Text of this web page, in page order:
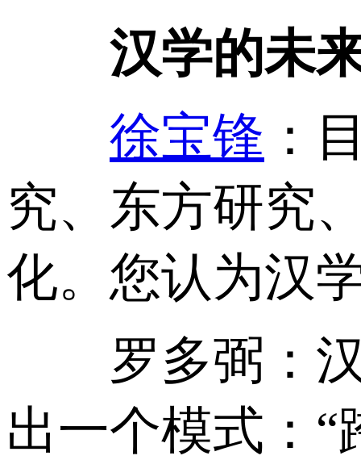
汉学的未
徐宝锋 ：
究、东方研究
化。您认为汉
罗多弼：汉
出一个模式：“